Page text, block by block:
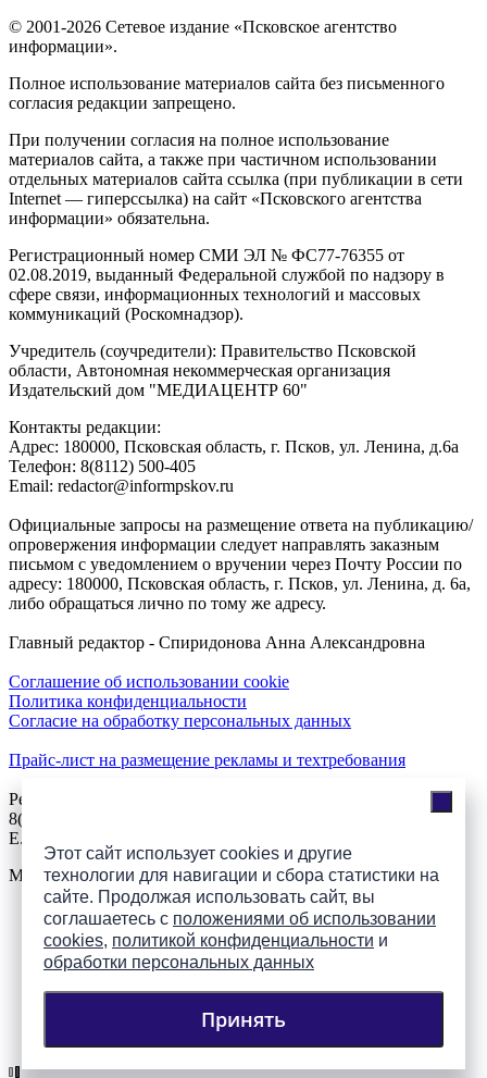
Этот сайт использует cookies и другие
технологии для навигации и сбора статистики на
сайте. Продолжая использовать сайт, вы
соглашаетесь с положениями об использовании
cookies, политикой конфиденциальности и
обработки персональных данных
Принять
© 2001-2026 Сетевое издание «Псковское агентство
информации».
Полное использование материалов сайта без письменного
согласия редакции запрещено.
При получении согласия на полное использование
материалов сайта, а также при частичном использовании
отдельных материалов сайта ссылка (при публикации в сети
Internet — гиперссылка) на сайт «Псковского агентства
информации» обязательна.
Регистрационный номер СМИ ЭЛ № ФС77-76355 от
02.08.2019, выданный Федеральной службой по надзору в
сфере связи, информационных технологий и массовых
коммуникаций (Роскомнадзор).
Учредитель (соучредители): Правительство Псковской
области, Автономная некоммерческая организация
Издательский дом "МЕДИАЦЕНТР 60"
Контакты редакции:
Адреc: 180000, Псковская область, г. Псков, ул. Ленина, д.6а
Телефон: 8(8112) 500-405
Email: redactor@informpskov.ru
Официальные запросы на размещение ответа на публикацию/
опровержения информации следует направлять заказным
письмом с уведомлением о вручении через Почту России по
адресу: 180000, Псковская область, г. Псков, ул. Ленина, д. 6а,
либо обращаться лично по тому же адресу.
Главный редактор - Спиридонова Анна Александровна
Соглашение об использовании cookie
Политика конфиденциальности
Согласие на обработку персональных данных
Прайс-лист на размещение рекламы и техтребования
Реклама на сайте
8(921)508-52-62, телефон 8(8112) 500-131
E.Sezeikina@mhpsk.ru
Меню
Слушать радио «7 небо» онлайн
Подпишись на группы
ПАИ в соцсетях!